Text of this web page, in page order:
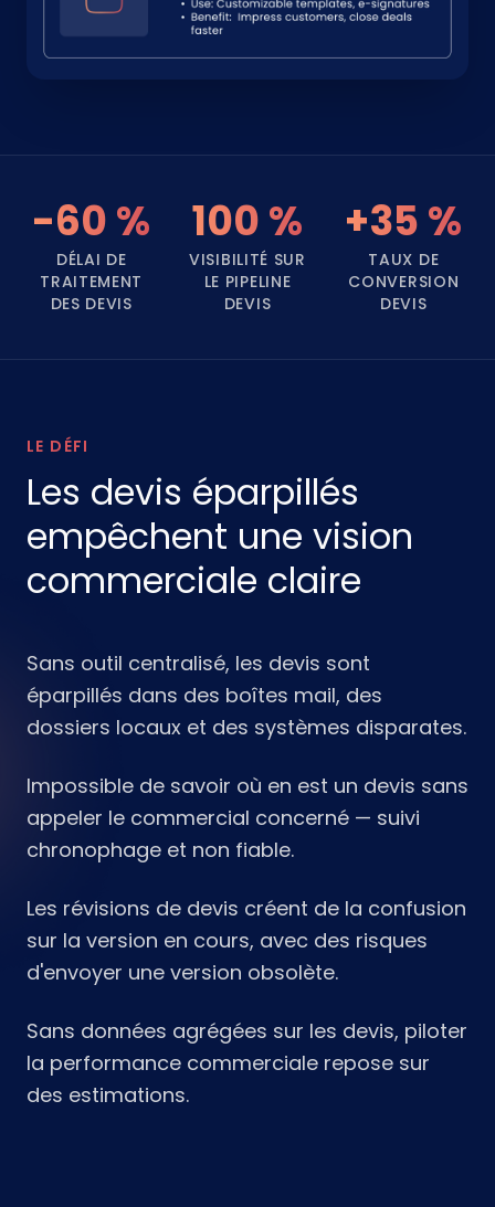
-60 %
DÉLAI DE
TRAITEMENT
DES DEVIS
100 %
VISIBILITÉ SUR
LE PIPELINE
DEVIS
+35 %
TAUX DE
CONVERSION
DEVIS
LE DÉFI
Les devis éparpillés
empêchent une vision
commerciale claire
Sans outil centralisé, les devis sont
éparpillés dans des boîtes mail, des
dossiers locaux et des systèmes disparates.
Impossible de savoir où en est un devis sans
appeler le commercial concerné — suivi
chronophage et non fiable.
Les révisions de devis créent de la confusion
sur la version en cours, avec des risques
d'envoyer une version obsolète.
Sans données agrégées sur les devis, piloter
la performance commerciale repose sur
des estimations.